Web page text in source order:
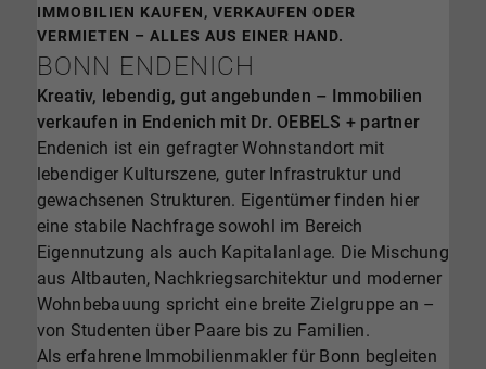
IMMOBILIEN KAUFEN, VERKAUFEN ODER
VERMIETEN – ALLES AUS EINER HAND.
BONN ENDENICH
Kreativ, lebendig, gut angebunden – Immobilien
verkaufen in Endenich mit Dr. OEBELS + partner
Endenich ist ein gefragter Wohnstandort mit
lebendiger Kulturszene, guter Infrastruktur und
gewachsenen Strukturen. Eigentümer finden hier
eine stabile Nachfrage sowohl im Bereich
Eigennutzung als auch Kapitalanlage. Die Mischung
aus Altbauten, Nachkriegsarchitektur und moderner
Wohnbebauung spricht eine breite Zielgruppe an –
von Studenten über Paare bis zu Familien.
Als erfahrene Immobilienmakler für Bonn begleiten